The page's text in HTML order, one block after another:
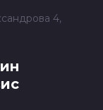
4,